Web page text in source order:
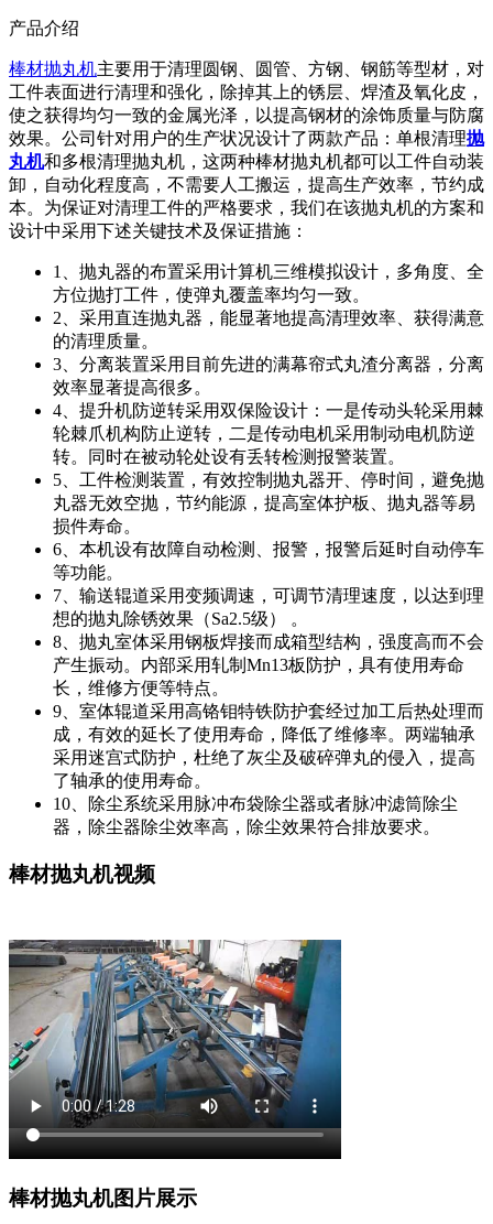
产品介绍
棒材抛丸机主要用于清理圆钢、圆管、方钢、钢筋等型材，对
工件表面进行清理和强化，除掉其上的锈层、焊渣及氧化皮，
使之获得均匀一致的金属光泽，以提高钢材的涂饰质量与防腐
效果。公司针对用户的生产状况设计了两款产品：单根清理抛
丸机和多根清理抛丸机，这两种棒材抛丸机都可以工件自动装
卸，自动化程度高，不需要人工搬运，提高生产效率，节约成
本。为保证对清理工件的严格要求，我们在该抛丸机的方案和
设计中采用下述关键技术及保证措施：
1、抛丸器的布置采用计算机三维模拟设计，多角度、全
方位抛打工件，使弹丸覆盖率均匀一致。
2、采用直连抛丸器，能显著地提高清理效率、获得满意
的清理质量。
3、分离装置采用目前先进的满幕帘式丸渣分离器，分离
效率显著提高很多。
4、提升机防逆转采用双保险设计：一是传动头轮采用棘
轮棘爪机构防止逆转，二是传动电机采用制动电机防逆
转。同时在被动轮处设有丢转检测报警装置。
5、工件检测装置，有效控制抛丸器开、停时间，避免抛
丸器无效空抛，节约能源，提高室体护板、抛丸器等易
损件寿命。
6、本机设有故障自动检测、报警，报警后延时自动停车
等功能。
7、输送辊道采用变频调速，可调节清理速度，以达到理
想的抛丸除锈效果（Sa2.5级） 。
8、抛丸室体采用钢板焊接而成箱型结构，强度高而不会
产生振动。内部采用轧制Mn13板防护，具有使用寿命
长，维修方便等特点。
9、室体辊道采用高铬钼特铁防护套经过加工后热处理而
成，有效的延长了使用寿命，降低了维修率。两端轴承
采用迷宫式防护，杜绝了灰尘及破碎弹丸的侵入，提高
了轴承的使用寿命。
10、除尘系统采用脉冲布袋除尘器或者脉冲滤筒除尘
器，除尘器除尘效率高，除尘效果符合排放要求。
棒材抛丸机视频
棒材抛丸机图片展示